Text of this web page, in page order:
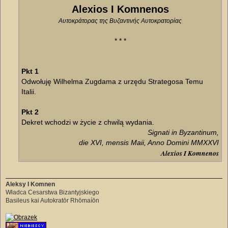
Alexios I Komnenos
Αυτοκράτορας της Βυζαντινής Αυτοκρατορίας
* * *
Pkt 1
Odwołuję Wilhelma Zugdama z urzędu Strategosa Temu
Italii.
Pkt 2
Dekret wchodzi w życie z chwilą wydania.
Signati in Byzantinum,
die XVI, mensis Maii, Anno Domini MMXXVI
Alexios I Komnenos
Aleksy I Komnen
Władca Cesarstwa Bizantyjskiego
Basileus kai Autokratōr Rhōmaíōn